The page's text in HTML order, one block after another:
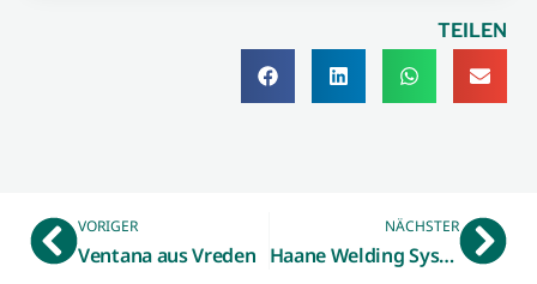
TEILEN
VORIGER
Ventana aus Vreden
NÄCHSTER
Haane Welding Systems aus Weseke